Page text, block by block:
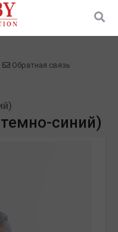
/>
Обратная связь
синий)